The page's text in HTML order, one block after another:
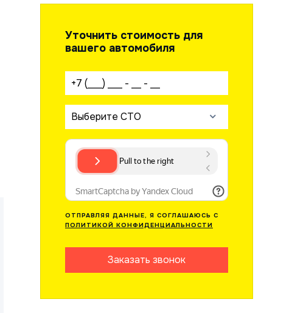
Уточнить стоимость для
вашего автомобиля
Ваш телефон:
Выберите СТО
ОТПРАВЛЯЯ ДАННЫЕ, Я СОГЛАШАЮСЬ С
ПОЛИТИКОЙ КОНФИДЕНЦИАЛЬНОСТИ
Заказать звонок